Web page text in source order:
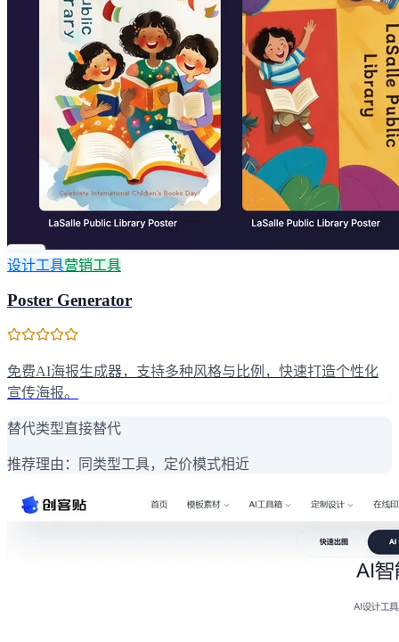
设计工具营销工具
Poster Generator
免费AI海报生成器，支持多种风格与比例，快速打造个性化
宣传海报。
替代类型直接替代
推荐理由： 同类型工具，定价模式相近